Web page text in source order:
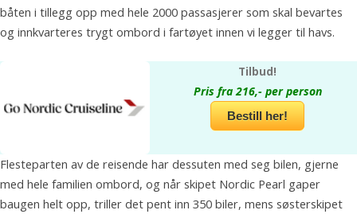
båten i tillegg opp med hele 2000 passasjerer som skal bevartes
og innkvarteres trygt ombord i fartøyet innen vi legger til havs.
Tilbud!
Pris fra 216,- per person
Bestill her!
Flesteparten av de reisende har dessuten med seg bilen, gjerne
med hele familien ombord, og når skipet Nordic Pearl gaper
baugen helt opp, triller det pent inn 350 biler, mens søsterskipet